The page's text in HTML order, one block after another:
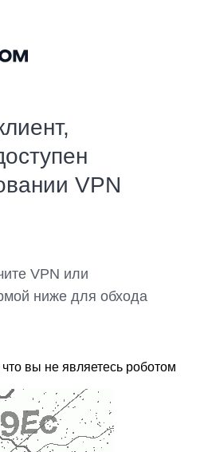
VPN
VPN или
ниже для обхода
вы не являетесь роботом